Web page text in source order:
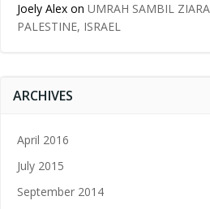
Joely Alex on UMRAH SAMBIL
PALESTINE, ISRAEL
ARCHIVES
April 2016
July 2015
September 2014